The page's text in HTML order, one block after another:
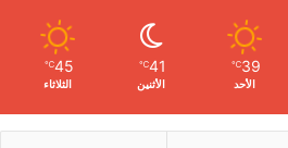
39
℃
الأحد
41
℃
الأثنين
45
℃
الثلاثاء